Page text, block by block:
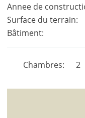
Annee de
Surface du terrain:
Bâtiment:
2
Chambres